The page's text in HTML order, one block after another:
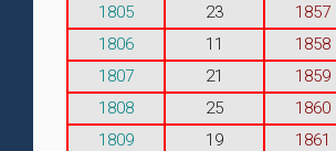
1805
23 1857
1806
11 1858
1807
21 1859
1808
25 1860
1809
19 1861